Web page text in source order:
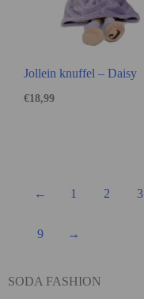
Jollein knuffel – Daisy
€18,99
← 1 2 3
9 →
SODA FASHION